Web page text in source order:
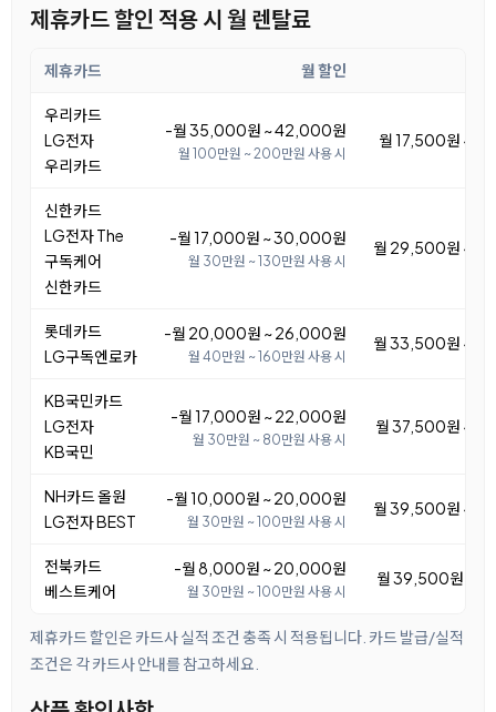
제휴카드 할인 적용 시 월 렌탈료
제휴카드 월 할인
우리카드
LG전자
우리카드
-월 35,000원 ~ 42,000원
월 100만원 ~ 200만원 사용 시
월 17,500원 ~
신한카드
LG전자 The
구독케어
신한카드
-월 17,000원 ~ 30,000원
월 30만원 ~ 130만원 사용 시
월 29,500원 ~
롯데카드
LG구독엔로카
-월 20,000원 ~ 26,000원
월 40만원 ~ 160만원 사용 시
월 33,500원 ~
KB국민카드
LG전자
KB국민
-월 17,000원 ~ 22,000원
월 30만원 ~ 80만원 사용 시
월 37,500원 ~
NH카드 올원
LG전자 BEST
-월 10,000원 ~ 20,000원
월 30만원 ~ 100만원 사용 시
월 39,500원 ~
전북카드
베스트케어
-월 8,000원 ~ 20,000원
월 30만원 ~ 100만원 사용 시
월 39,500원 ~
제휴카드 할인은 카드사 실적 조건 충족 시 적용됩니다. 카드 발급/실적
조건은 각 카드사 안내를 참고하세요.